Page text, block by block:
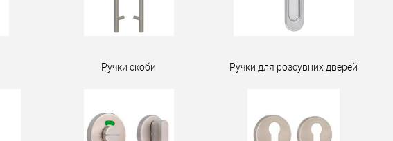
Ручки скоби Ручки для розсувних дверей